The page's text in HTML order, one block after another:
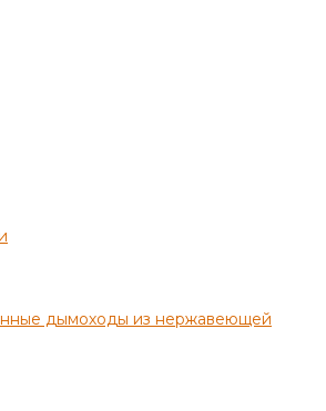
дымоходы из нержавеющей